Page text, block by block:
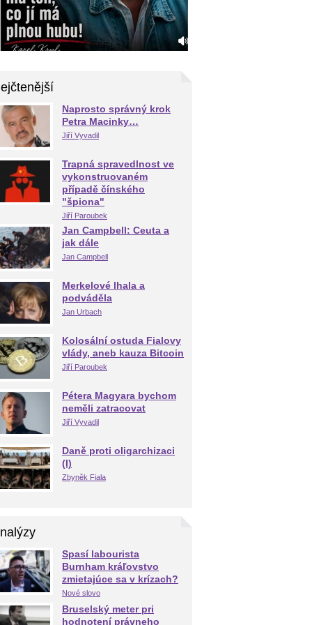
Naprosto správný krok
Petra Macinky…
Jiří Vyvadil
Trapná spravedlnost ve
vykonstruovaném
případě čínského
"špiona"
Jiří Paroubek
Jan Campbell: Ceuta a
jak dále
Jan Campbell
Merkelové lhala a
podváděla
Jan Urbach
Kolosální ostuda Fialovy
vlády, aneb kauza Bitcoin
Jiří Paroubek
Pétera Magyara bychom
neměli zatracovat
Jiří Vyvadil
Daně proti oligarchizaci
(I)
Zbyněk Fiala
Spasí labourista
Burnham kráľovstvo
zmietajúce sa v krízach?
Nové slovo
Bruselský meter pri
hodnotení právneho